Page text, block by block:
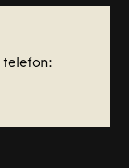
telefon: